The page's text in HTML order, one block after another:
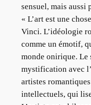
sensuel, mais aussi
« L’art est une
Vinci. L’idéologie
comme un émotif,
monde onirique. Le
mystification avec
artistes
intellectuels, qui